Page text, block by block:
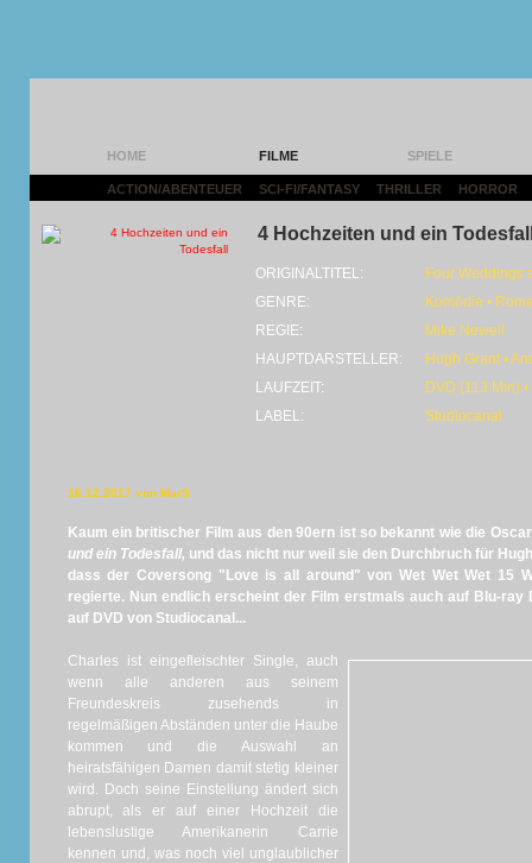
HOME FILME SPIELE
ACTION/ABENTEUER SCI-FI/FANTASY THRILLER HORROR
4 Hochzeiten und ein
ORIGINALTITEL:
Four Weddings
GENRE:
Komödie •
REGIE:
Mike Newell
HAUPTDARSTELLER:
Hugh Grant •
LAUFZEIT:
DVD (113 Min)
LABEL:
Studiocanal
16.12.2017 von MarS
Kaum ein britischer Film aus den 90ern ist so bekannt wie die
und ein Todesfall, und das nicht nur weil sie den Durchbruch für
dass der Coversong "Love is all around" von Wet Wet Wet 15
regierte. Nun endlich erscheint der Film erstmals auch auf Blu-
auf DVD von Studiocanal...
Charles ist eingefleischter Single, auch
wenn alle anderen aus seinem
Freundeskreis zusehends in
regelmäßigen Abständen unter die Haube
kommen und die Auswahl an
heiratsfähigen Damen damit stetig kleiner
wird. Doch seine Einstellung ändert sich
abrupt, als er auf einer Hochzeit die
lebenslustige Amerikanerin Carrie
kennen und, was noch viel unglaublicher